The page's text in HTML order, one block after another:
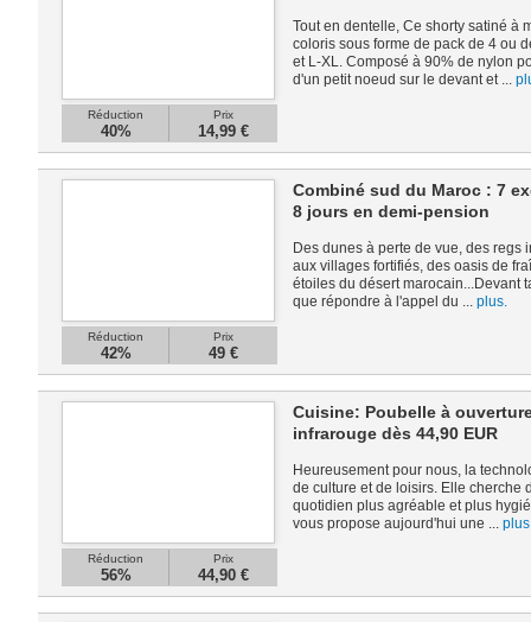
Réduction
40%
Prix
14,99 €
Tout en dentelle, Ce shorty satiné à
coloris sous forme de pack de 4 ou
et L-XL. Composé à 90% de nylon
d'un petit noeud sur le devant et ...
Réduction
42%
Prix
49 €
Combiné sud du Maroc : 7
8 jours en demi-pension
Des dunes à perte de vue, des regs
aux villages fortifiés, des oasis de
étoiles du désert marocain...Devant
que répondre à l'appel du ... plus.
Réduction
56%
Prix
44,90 €
Cuisine: Poubelle à
infrarouge dès 44,90 EUR
Heureusement pour nous, la
de culture et de loisirs. Elle cherche
quotidien plus agréable et plus
vous propose aujourd'hui une ...